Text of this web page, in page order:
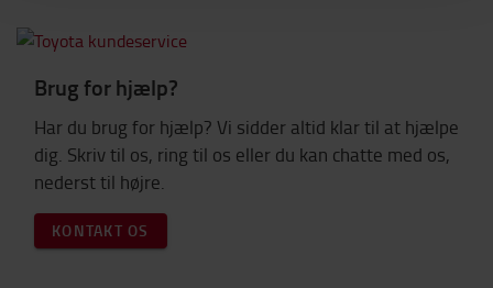
Brug for hjælp?
Har du brug for hjælp? Vi sidder altid klar til at hjælpe
dig. Skriv til os, ring til os eller du kan chatte med os,
nederst til højre.
KONTAKT OS